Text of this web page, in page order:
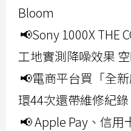
Bloom
📢Sony 1000X THE
工地實測降噪效果
📢電商平台買「全
環44次還帶維修紀
📢 Apple Pay、信